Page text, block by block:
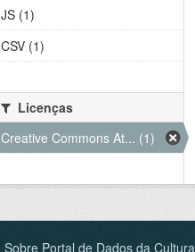
JS (1)
CSV (1)
Licenças
Creative Commons At... (1)
Sobre Portal de Dados da Cultura